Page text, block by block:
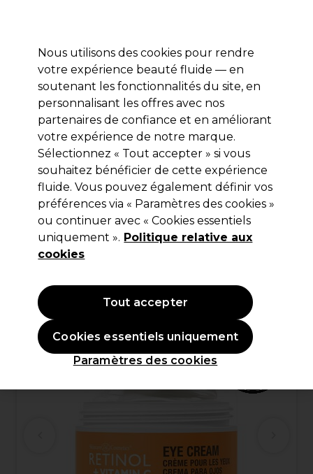
Se connecter
Marques Bons plans Coiffure Electro et Matériel
Livraison et délais
lire la suite
Retinol
Retinol Crème Pour Les Yeux À La
Vitamine C 15g
(0)
14,69 €Hors TVA
Nous utilisons des cookies pour rendre
votre expérience beauté fluide — en
soutenant les fonctionnalités du site, en
personnalisant les offres avec nos
partenaires de confiance et en améliorant
votre expérience de notre marque.
Sélectionnez « Tout accepter » si vous
souhaitez bénéficier de cette expérience
fluide. Vous pouvez également définir vos
préférences via « Paramètres des cookies »
ou continuer avec « Cookies essentiels
uniquement ». Politique relative aux
cookies
Paramètres des cookies
Cookies essentiels uniquement
Tout accepter